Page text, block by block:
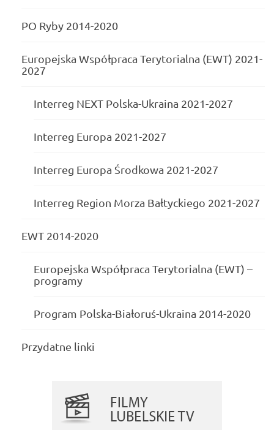
PO Ryby 2014-2020
Europejska Współpraca Terytorialna (EWT) 2021-
2027
Interreg NEXT Polska-Ukraina 2021-2027
Interreg Europa 2021-2027
Interreg Europa Środkowa 2021-2027
Interreg Region Morza Bałtyckiego 2021-2027
EWT 2014-2020
Europejska Współpraca Terytorialna (EWT) –
programy
Program Polska-Białoruś-Ukraina 2014-2020
Przydatne linki